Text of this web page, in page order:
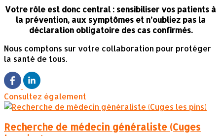
Votre rôle est donc central : sensibiliser vos patients à
la prévention, aux symptômes et n’oubliez pas la
déclaration obligatoire des cas confirmés.
Nous comptons sur votre collaboration pour protéger
la santé de tous.
Consultez également
Recherche de médecin généraliste (Cuges